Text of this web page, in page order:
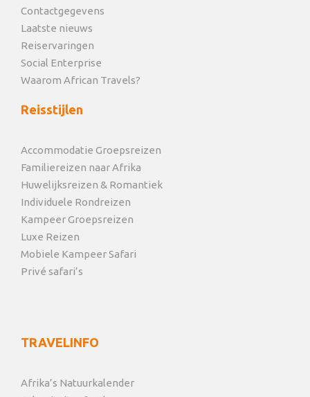
Contactgegevens
Laatste nieuws
Reiservaringen
Social Enterprise
Waarom African Travels?
Reisstijlen
Accommodatie Groepsreizen
Familiereizen naar Afrika
Huwelijksreizen & Romantiek
Individuele Rondreizen
Kampeer Groepsreizen
Luxe Reizen
Mobiele Kampeer Safari
Privé safari’s
TRAVELINFO
Afrika’s Natuurkalender